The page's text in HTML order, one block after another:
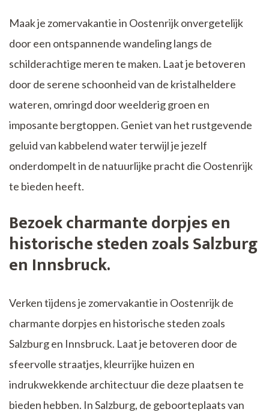
Maak je zomervakantie in Oostenrijk onvergetelijk
door een ontspannende wandeling langs de
schilderachtige meren te maken. Laat je betoveren
door de serene schoonheid van de kristalheldere
wateren, omringd door weelderig groen en
imposante bergtoppen. Geniet van het rustgevende
geluid van kabbelend water terwijl je jezelf
onderdompelt in de natuurlijke pracht die Oostenrijk
te bieden heeft.
Bezoek charmante dorpjes en
historische steden zoals Salzburg
en Innsbruck.
Verken tijdens je zomervakantie in Oostenrijk de
charmante dorpjes en historische steden zoals
Salzburg en Innsbruck. Laat je betoveren door de
sfeervolle straatjes, kleurrijke huizen en
indrukwekkende architectuur die deze plaatsen te
bieden hebben. In Salzburg, de geboorteplaats van